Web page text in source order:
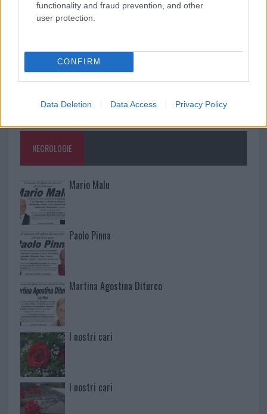
functionality and fraud prevention, and other
user protection.
CONFIRM
Data Deletion Data Access Privacy Policy
NECROLOGIE
Mario Malu
Paolo Pinna
Martina Agostina Diturco
I nostri cari
I nostri cari